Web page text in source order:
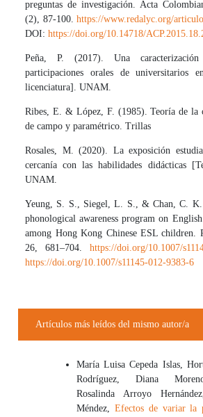
preguntas de investigación. Acta
(2), 87-100. https://www.redalyc.org/
DOI:https://doi.org/10.14718/
Peña, P. (2017). Una
participaciones orales de universitarios
licenciatura]. UNAM.
Ribes, E. & López, F. (1985). Teoría de la
de campo y paramétrico. Trillas
Rosales, M. (2020). La exposición
cercanía con las habilidades didácticas
UNAM.
Yeung, S. S., Siegel, L. S., & Chan, C.
phonological awareness program on
among Hong Kong Chinese ESL children.
26, 681–704. https://doi.org/10.1007/
https://doi.org/10.1007/s11145-012-9383-6
Artículos más leídos del mismo autor/a
María Luisa Cepeda Islas,
Rodríguez, Diana
Rosalinda Arroyo
Méndez, Efectos de variar la